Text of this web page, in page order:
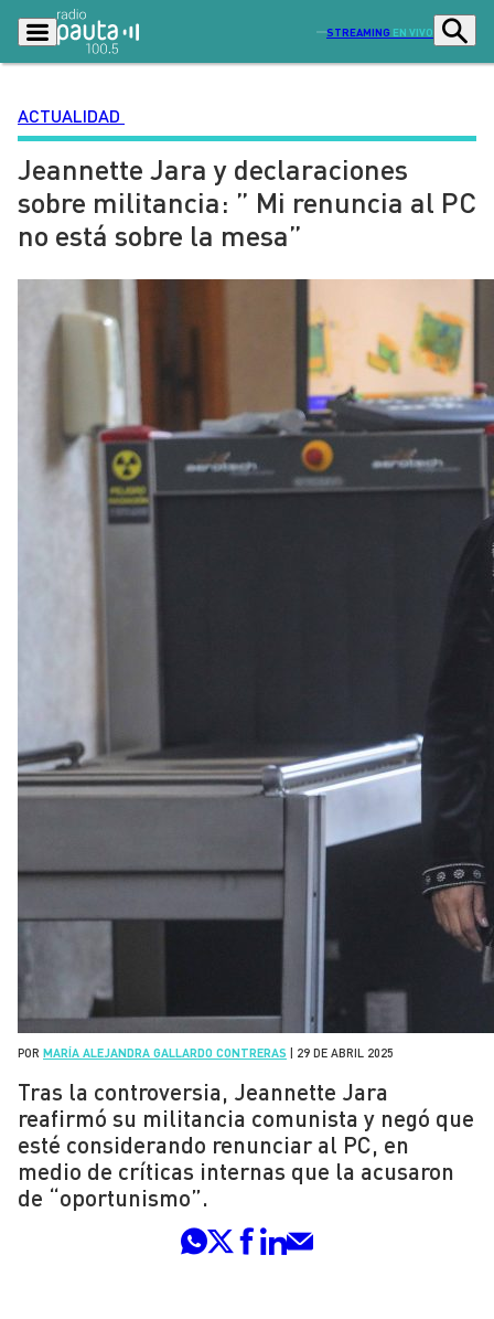
STREAMING EN VIVO
Podcasts Programas
Lo Último Actualidad
Ciudad
Tendencias Deportes
Entretención y Cultura Opinión
Dato en Pauta Señal 2
Contenido Patrocinado
ACTUALIDAD
Jeannette Jara y declaraciones
sobre militancia: ” Mi renuncia al PC
no está sobre la mesa”
POR MARÍA ALEJANDRA GALLARDO CONTRERAS 29 DE ABRIL 2025
Tras la controversia, Jeannette Jara
reafirmó su militancia comunista y negó que
esté considerando renunciar al PC, en
medio de críticas internas que la acusaron
de “oportunismo”.